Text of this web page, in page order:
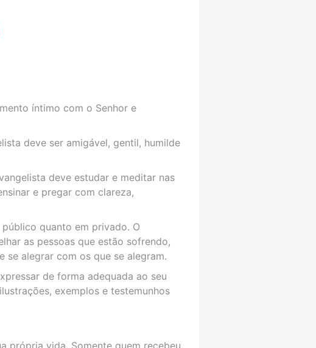
íntimo com o Senhor e
deve ser amigável, gentil, humilde
deve estudar e meditar nas
e pregar com clareza,
quanto em privado. O
as pessoas que estão sofrendo,
se alegrar com os que se alegram.
de forma adequada ao seu
exemplos e testemunhos
própria vida. Somente quem recebeu